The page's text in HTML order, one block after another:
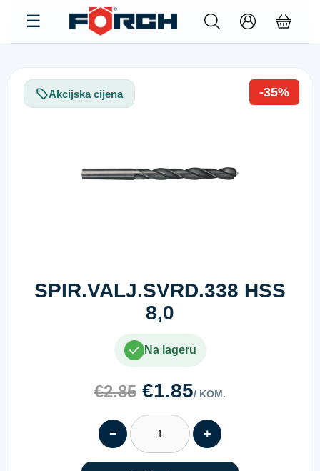
Akcijska cijena -35%
SPIR.VALJ.SVRD.338 HSS
8,0
Na lageru
€2.85 €1.85/ KOM.
− +